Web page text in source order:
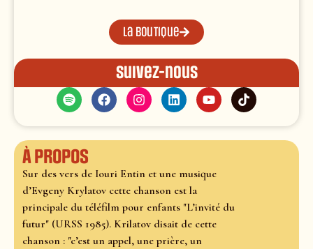
La boutique
Suivez-nous
À propos
Sur des vers de Iouri Entin et une musique
d’Evgeny Krylatov cette chanson est la
principale du téléfilm pour enfants "L’invité du
futur" (URSS 1985). Krilatov disait de cette
chanson : "c’est un appel, une prière, un